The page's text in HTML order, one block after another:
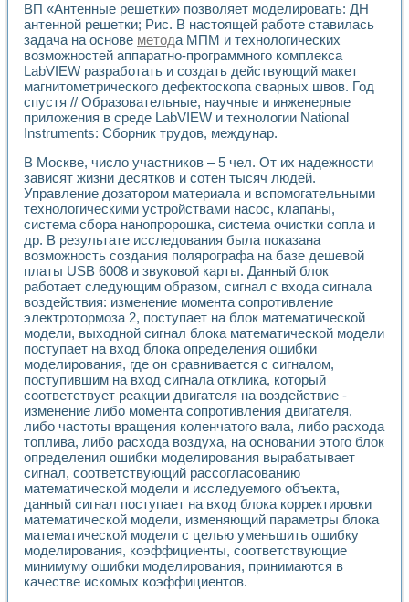
ВП «Антенные решетки» позволяет моделировать: ДН
антенной решетки; Рис. В настоящей работе ставилась
задача на основе метода МПМ и технологических
возможностей аппаратно-программного комплекса
LabVIEW разработать и создать действующий макет
магнитометрического дефектоскопа сварных швов. Год
спустя // Образовательные, научные и инженерные
приложения в среде LabVIEW и технологии National
Instruments: Сборник трудов, междунар.
В Москве, число участников – 5 чел. От их надежности
зависят жизни десятков и сотен тысяч людей.
Управление дозатором материала и вспомогательными
технологическими устройствами насос, клапаны,
система сбора нанопророшка, система очистки сопла и
др. В результате исследования была показана
возможность создания полярографа на базе дешевой
платы USB 6008 и звуковой карты. Данный блок
работает следующим образом, сигнал с входа сигнала
воздействия: изменение момента сопротивление
электротормоза 2, поступает на блок математической
модели, выходной сигнал блока математической модели
поступает на вход блока определения ошибки
моделирования, где он сравнивается с сигналом,
поступившим на вход сигнала отклика, который
соответствует реакции двигателя на воздействие -
изменение либо момента сопротивления двигателя,
либо частоты вращения коленчатого вала, либо расхода
топлива, либо расхода воздуха, на основании этого блок
определения ошибки моделирования вырабатывает
сигнал, соответствующий рассогласованию
математической модели и исследуемого объекта,
данный сигнал поступает на вход блока корректировки
математической модели, изменяющий параметры блока
математической модели с целью уменьшить ошибку
моделирования, коэффициенты, соответствующие
минимуму ошибки моделирования, принимаются в
качестве искомых коэффициентов.